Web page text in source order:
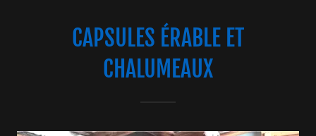
CAPSULES ÉRABLE ET
CHALUMEAUX